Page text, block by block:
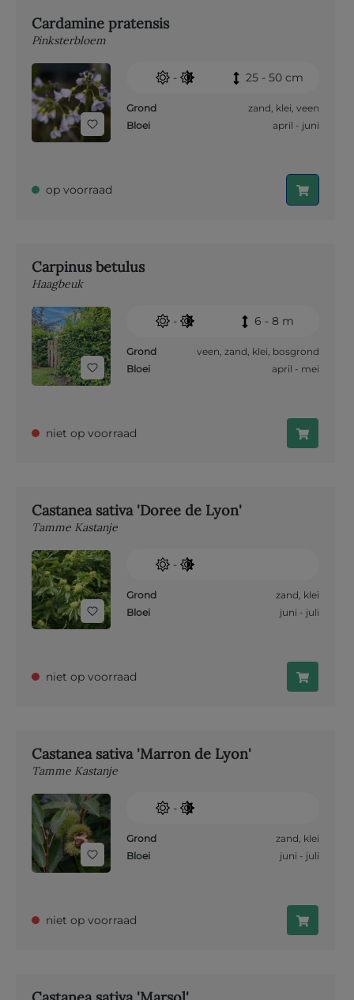
Cardamine pratensis
Pinksterbloem
- 25 - 50 cm
Grond zand, klei, veen
Bloei
april - juni
op voorraad
Carpinus betulus
Haagbeuk
- 6 - 8 m
Grond veen, zand, klei, bosgrond
Bloei
april - mei
niet op voorraad
Castanea sativa 'Doree de Lyon'
Tamme Kastanje
-
Grond zand, klei
Bloei
juni - juli
niet op voorraad
Castanea sativa 'Marron de Lyon'
Tamme Kastanje
-
Grond zand, klei
Bloei
juni - juli
niet op voorraad